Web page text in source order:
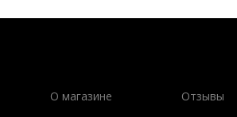
О магазине Отзывы